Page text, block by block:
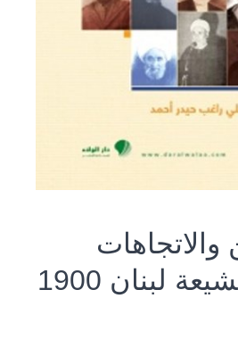
والاتجاهات
السياسية لشيعة لبنان 1900